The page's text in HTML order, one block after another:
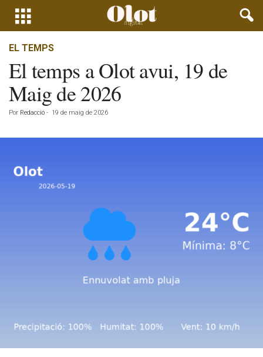
EL TEMPS
El temps a Olot avui, 19 de
Maig de 2026
Por Redacció - 19 de maig de 2026